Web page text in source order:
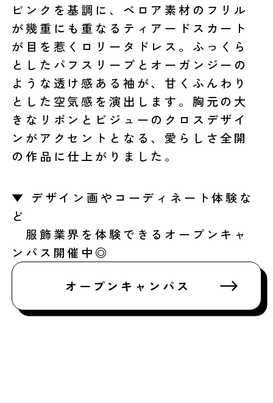
ピンクを基調に、ベロア素材のフリル
が幾重にも重なるティアードスカート
が目を惹くロリータドレス。ふっくら
としたパフスリーブとオーガンジーの
ような透け感ある袖が、甘くふんわり
とした空気感を演出します。胸元の大
きなリボンとビジューのクロスデザイ
ンがアクセントとなる、愛らしさ全開
の作品に仕上がりました。
▼ デザイン画やコーディネート体験な
ど
服飾業界を体験できるオープンキャ
ンパス開催中◎
オープンキャンパス